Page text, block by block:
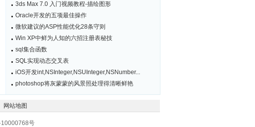
3ds Max 7.0 入门视频教程-描绘图形
Oracle开发的五项最佳操作
微软建议的ASP性能优化28条守则
Win XP中鲜为人知的六招注册表秘技
sql集合函数
SQL实现动态交叉表
iOS开发int,NSInteger,NSUInteger,NSNumber...
photoshop将灰蒙蒙的风景照处理得清晰鲜艳
网站地图
号